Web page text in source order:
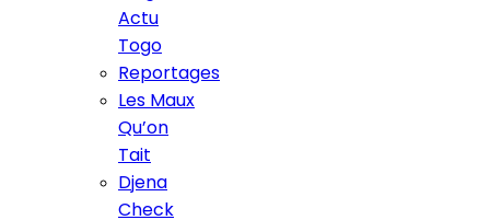
Actu
Togo
Reportages
Les Maux
Qu’on
Tait
Djena
Check